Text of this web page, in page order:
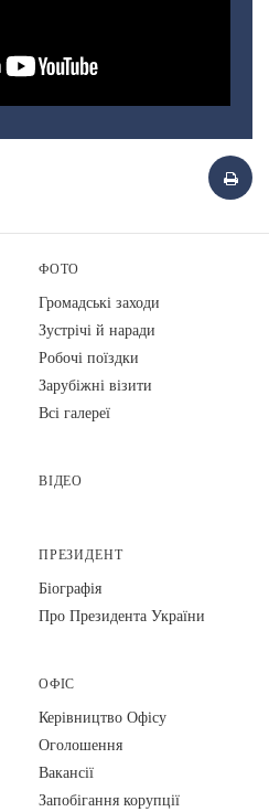
ФОТО
Громадські заходи
Зустрічі й наради
Робочі поїздки
Зарубіжні візити
Всі галереї
ВІДЕО
ПРЕЗИДЕНТ
Біографія
Про Президента України
ОФІС
Керівництво Офісу
Оголошення
Вакансії
Запобігання корупції